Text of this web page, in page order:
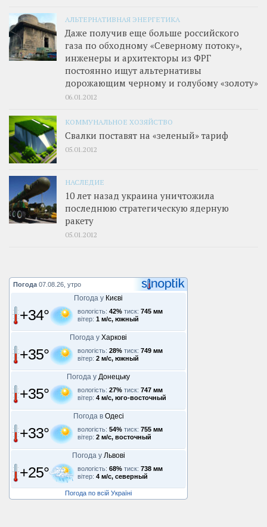
АЛЬТЕРНАТИВНАЯ ЭНЕРГЕТИКА
Даже получив еще больше российского
газа по обходному «Северному потоку»,
инженеры и архитекторы из ФРГ
постоянно ищут альтернативы
дорожающим черному и голубому «золоту»
06.01.2012
КОММУНАЛЬНОЕ ХОЗЯЙСТВО
Свалки поставят на «зеленый» тариф
05.01.2012
НАСЛЕДИЕ
10 лет назад украина уничтожила
последнюю стратегическую ядерную
ракету
05.01.2012
Погода 07.08.26, утро
Погода у Києві
+34° вологість: 42% тиск: 745 мм
вітер: 1 м/с, южный
Погода у Харкові
+35° вологість: 28% тиск: 749 мм
вітер: 2 м/с, южный
Погода у Донецьку
+35° вологість: 27% тиск: 747 мм
вітер: 4 м/с, юго-восточный
Погода в Одесі
+33° вологість: 54% тиск: 755 мм
вітер: 2 м/с, восточный
Погода у Львові
+25° вологість: 68% тиск: 738 мм
вітер: 4 м/с, северный
Погода по всій Україні